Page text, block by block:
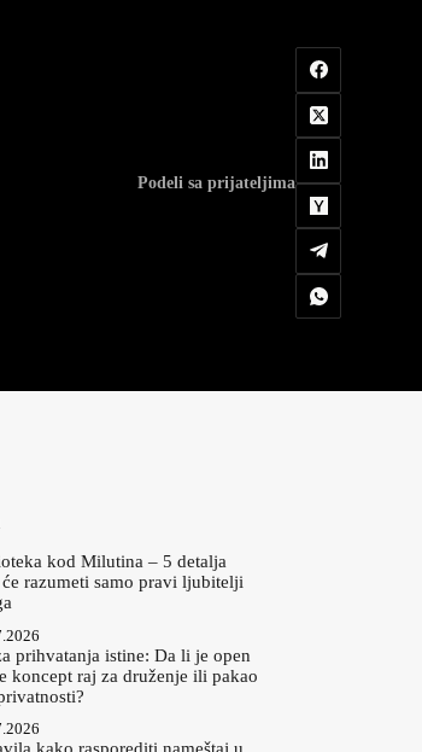
Podeli sa prijateljima
kod Milutina – 5 detalja
razumeti samo pravi ljubitelji
prihvatanja istine: Da li je open
koncept raj za druženje ili pakao